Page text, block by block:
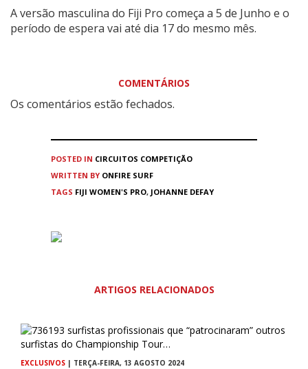
A versão masculina do Fiji Pro começa a 5 de Junho e o
período de espera vai até dia 17 do mesmo mês.
COMENTÁRIOS
Os comentários estão fechados.
POSTED IN CIRCUITOS COMPETIÇÃO
WRITTEN BY ONFIRE SURF
TAGS FIJI WOMEN'S PRO, JOHANNE DEFAY
ARTIGOS RELACIONADOS
EXCLUSIVOS | TERÇA-FEIRA, 13 AGOSTO 2024